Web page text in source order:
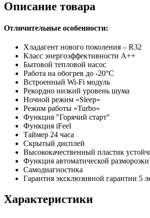
Описание товара
Отличительные особенности:
Хладагент нового поколения – R32
Класс энергоэффективности A++
Бытовой тепловой насос
Работа на обогрев до -20°С
Встроенный Wi-Fi модуль
Рекордно низкий уровень шума
Ночной режим «Sleep»
Режим работы «Turbo»
Функция "Горячий старт"
Функция iFeel
Таймер 24 часа
Скрытый дисплей
Высококачественный пластик
Функция автоматической
Самодиагностика
Гарантия эксклюзивной гарантии 5
Характеристики